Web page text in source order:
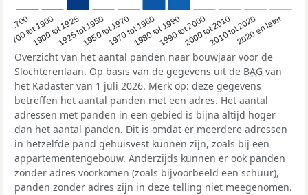
1700
1700 tot 1900
1900 tot 19251925 tot 19501950 tot 19701970 tot 19801980 tot 19901990 tot 20002000 tot 20102010 tot 20202020 en later
Overzicht van het aantal panden naar bouwjaar voor de
Slochterenlaan. Op basis van de gegevens uit de BAG van
het Kadaster van 1 juli 2026. Merk op: deze gegevens
betreffen het aantal panden met een adres. Het aantal
adressen met panden in een gebied is bijna altijd hoger
dan het aantal panden. Dit is omdat er meerdere adressen
in hetzelfde pand gehuisvest kunnen zijn, zoals bij een
appartementengebouw. Anderzijds kunnen er ook panden
zonder adres voorkomen (zoals bijvoorbeeld een schuur),
panden zonder adres zijn in deze telling niet meegenomen.